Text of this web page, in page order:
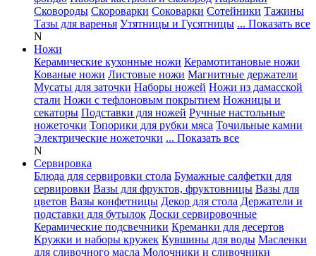
Сковороды Скороварки Соковарки Сотейники Тажины
Тазы для варенья Утятницы и Гусятницы ... Показать все
N
Ножи
Керамические кухонные ножи Керамотитановые ножи
Кованые ножи Листовые ножи Магнитные держатели
Мусаты для заточки Наборы ножей Ножи из дамасской
стали Ножи с тефлоновым покрытием Ножницы и
секаторы Подставки для ножей Ручные настольные
ножеточки Топорики для рубки мяса Точильные камни
Электрические ножеточки ... Показать все
N
Сервировка
Блюда для сервировки стола Бумажные салфетки для
сервировки Вазы для фруктов, фруктовницы Вазы для
цветов Вазы конфетницы Декор для стола Держатели и
подставки для бутылок Доски сервировочные
Керамические подсвечники Креманки для десертов
Кружки и наборы кружек Кувшины для воды Масленки
для сливочного масла Молочники и сливочники